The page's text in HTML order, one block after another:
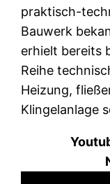
praktisch-
Bauwerk
erhielt bereits
Reihe
Heizung,
Klingelanlage